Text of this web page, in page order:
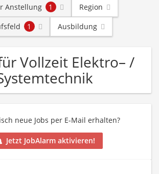
Anstellung 1
Region
1 Ausbildung
Vollzeit Elektro– /
neue Jobs per E-Mail erhalten?
Jetzt JobAlarm aktivieren!